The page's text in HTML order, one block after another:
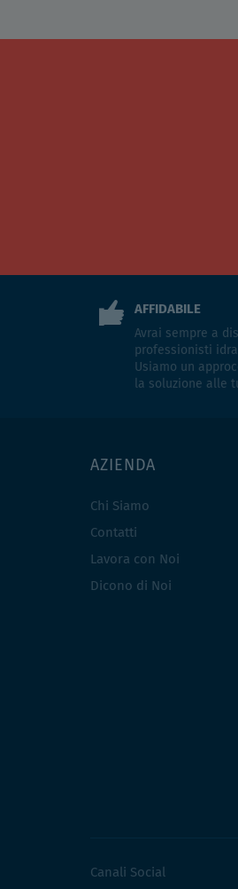
AFFIDABILE
Avrai sempre a
professionisti
Usiamo un
la soluzione alle
AZIENDA
Chi Siamo
Contatti
Lavora con Noi
Dicono di Noi
Canali Social